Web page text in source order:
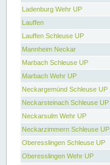
Ladenburg Wehr UP
Lauffen
Lauffen Schleuse UP
Mannheim Neckar
Marbach Schleuse UP
Marbach Wehr UP
Neckargemünd Schleuse UP
Neckarsteinach Schleuse UP
Neckarsulm Wehr UP
Neckarzimmern Schleuse UP
Oberesslingen Schleuse UP
Oberesslingen Wehr UP